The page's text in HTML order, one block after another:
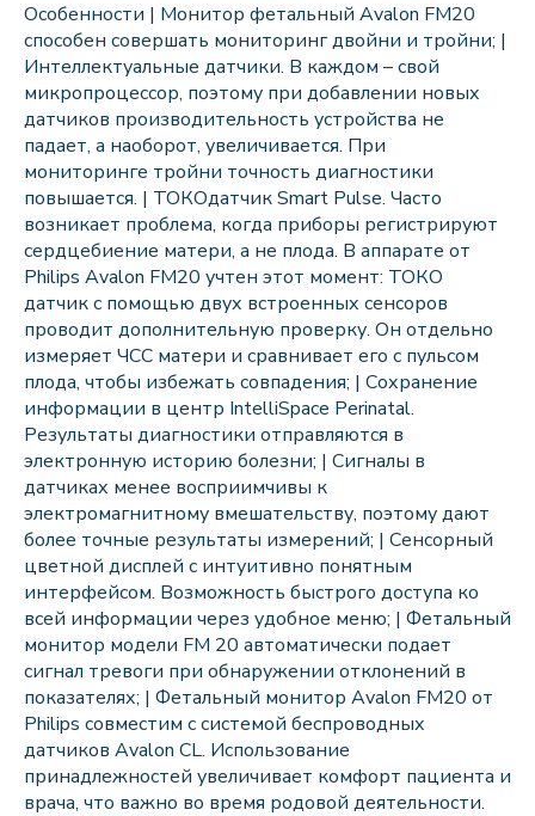
Особенности | Монитор фетальный Avalon FM20
способен совершать мониторинг двойни и тройни; |
Интеллектуальные датчики. В каждом – свой
микропроцессор, поэтому при добавлении новых
датчиков производительность устройства не
падает, а наоборот, увеличивается. При
мониторинге тройни точность диагностики
повышается. | ТОКОдатчик Smart Pulse. Часто
возникает проблема, когда приборы регистрируют
сердцебиение матери, а не плода. В аппарате от
Philips Avalon FM20 учтен этот момент: ТОКО
датчик с помощью двух встроенных сенсоров
проводит дополнительную проверку. Он отдельно
измеряет ЧСС матери и сравнивает его с пульсом
плода, чтобы избежать совпадения; | Сохранение
информации в центр IntelliSpace Perinatal.
Результаты диагностики отправляются в
электронную историю болезни; | Сигналы в
датчиках менее восприимчивы к
электромагнитному вмешательству, поэтому дают
более точные результаты измерений; | Сенсорный
цветной дисплей с интуитивно понятным
интерфейсом. Возможность быстрого доступа ко
всей информации через удобное меню; | Фетальный
монитор модели FM 20 автоматически подает
сигнал тревоги при обнаружении отклонений в
показателях; | Фетальный монитор Avalon FM20 от
Philips совместим с системой беспроводных
датчиков Avalon CL. Использование
принадлежностей увеличивает комфорт пациента и
врача, что важно во время родовой деятельности.